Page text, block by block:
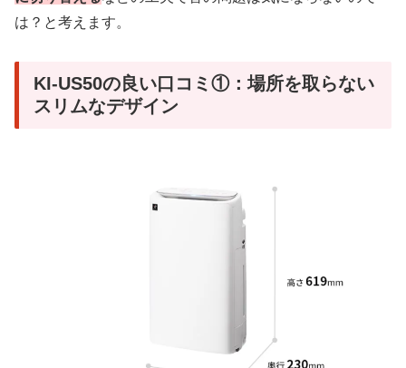
は？と考えます。
KI-US50の良い口コミ①：場所を取らない
スリムなデザイン